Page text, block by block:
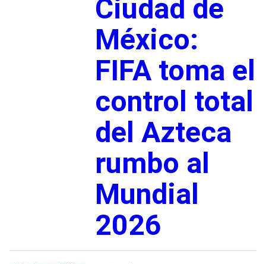
Ciudad de
México:
FIFA toma el
control total
del Azteca
rumbo al
Mundial
2026